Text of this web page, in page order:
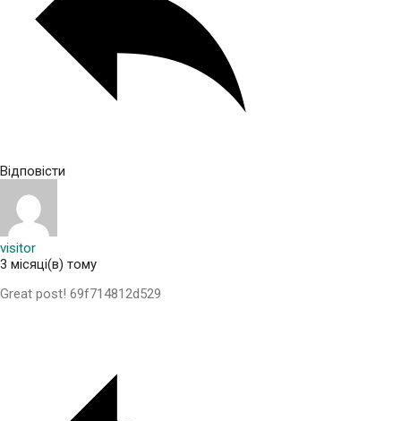
Відповісти
visitor
3 місяці(в) тому
Great post! 69f714812d529